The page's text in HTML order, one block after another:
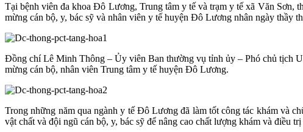
Tại bệnh viên đa khoa Đô Lương, Trung tâm y tế và trạm y tế xã Văn
mừng cán bộ, y, bác sỹ và nhân viên y tế huyện Đô Lương nhân ngày thầy
Đồng chí Lê Minh Thông – Ủy viên Ban thường vụ tỉnh ủy – Phó chủ tịch
mừng cán bộ, nhân viên Trung tâm y tế huyện Đô Lương.
Trong những năm qua ngành y tế Đô Lương đã làm tốt công tác khám và
vật chất và đội ngũ cán bộ, y, bác sỹ để nâng cao chất lượng khám và điều